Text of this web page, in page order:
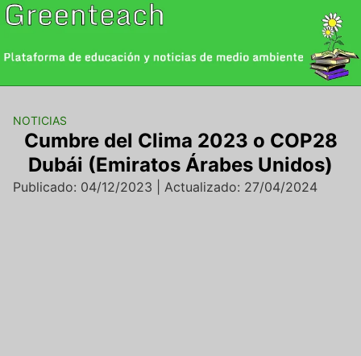
Saltar
al
NOTICIAS
Cumbre del Clima 2023 o COP28
Dubái (Emiratos Árabes Unidos)
Publicado: 04/12/2023 | Actualizado: 27/04/2024